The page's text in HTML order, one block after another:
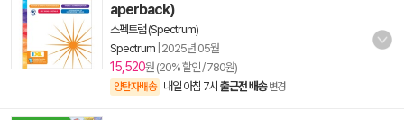
aperback)
스펙트럼 (Spectrum)
Spectrum 2025년 05월
15,520원 (20% 할인 / 780원)
양탄자배송 내일 아침 7시 출근전 배송 변경